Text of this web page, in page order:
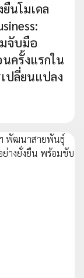
นโมเดล
จับมือ
ครั้งแรกใน
ปลี่ยนแปลง